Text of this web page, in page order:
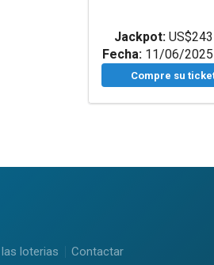
Jackpot:
Fecha:11/06/2025
Compre su
loterias Contactar